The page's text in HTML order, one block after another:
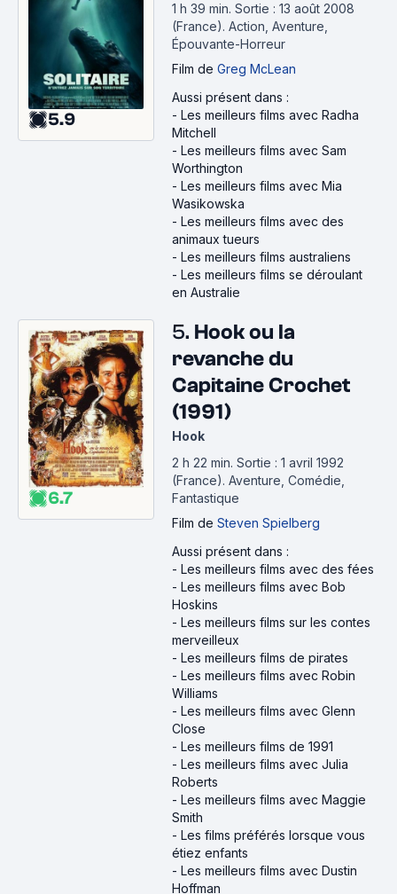
5.9
1 h 39 min. Sortie : 13 août 2008
(France). Action, Aventure,
Épouvante-Horreur
Film de Greg McLean
Aussi présent dans :
- Les meilleurs films avec Radha
Mitchell
- Les meilleurs films avec Sam
Worthington
- Les meilleurs films avec Mia
Wasikowska
- Les meilleurs films avec des
animaux tueurs
- Les meilleurs films australiens
- Les meilleurs films se déroulant
en Australie
6.7
5. Hook ou la
revanche du
Capitaine Crochet
(1991)
Hook
2 h 22 min. Sortie : 1 avril 1992
(France). Aventure, Comédie,
Fantastique
Film de Steven Spielberg
Aussi présent dans :
- Les meilleurs films avec des fées
- Les meilleurs films avec Bob
Hoskins
- Les meilleurs films sur les contes
merveilleux
- Les meilleurs films de pirates
- Les meilleurs films avec Robin
Williams
- Les meilleurs films avec Glenn
Close
- Les meilleurs films de 1991
- Les meilleurs films avec Julia
Roberts
- Les meilleurs films avec Maggie
Smith
- Les films préférés lorsque vous
étiez enfants
- Les meilleurs films avec Dustin
Hoffman